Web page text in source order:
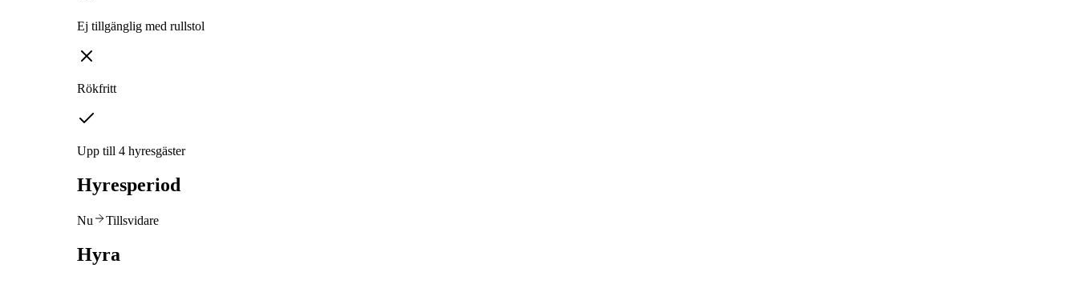
Ej tillgänglig med rullstol
Rökfritt
Upp till 4 hyresgäster
Hyresperiod
Nu Tillsvidare
Hyra